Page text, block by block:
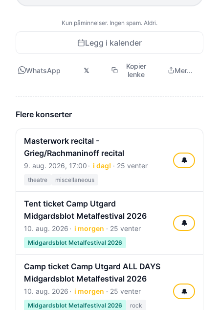
Kun påminnelser. Ingen spam. Aldri.
Legg i kalender
WhatsApp 𝕏
Kopier
lenke
Mer...
Flere konserter
Masterwork recital -
Grieg/Rachmaninoff recital
9. aug. 2026, 17:00 i dag!· 25 venter
theatre miscellaneous
🔔
Tent ticket Camp Utgard
Midgardsblot Metalfestival 2026
10. aug. 2026 i morgen · 25 venter
Midgardsblot Metalfestival 2026
🔔
Camp ticket Camp Utgard ALL DAYS
Midgardsblot Metalfestival 2026
10. aug. 2026 i morgen · 25 venter
Midgardsblot Metalfestival 2026
rock
🔔